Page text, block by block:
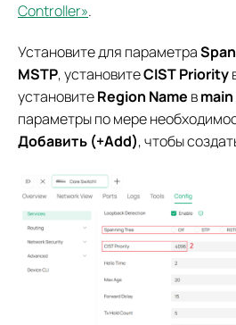
Controller».
Установите для параметра
MSTP, установитеCIST Priority
установитеRegion Name вmain
параметры по мере
Добавить (+Add), чтобы